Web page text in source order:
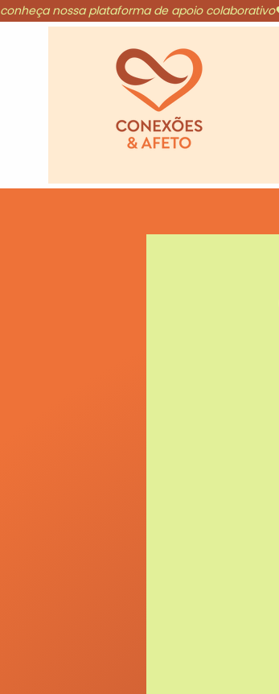
conheça nossa plataforma de apoio colaborativo